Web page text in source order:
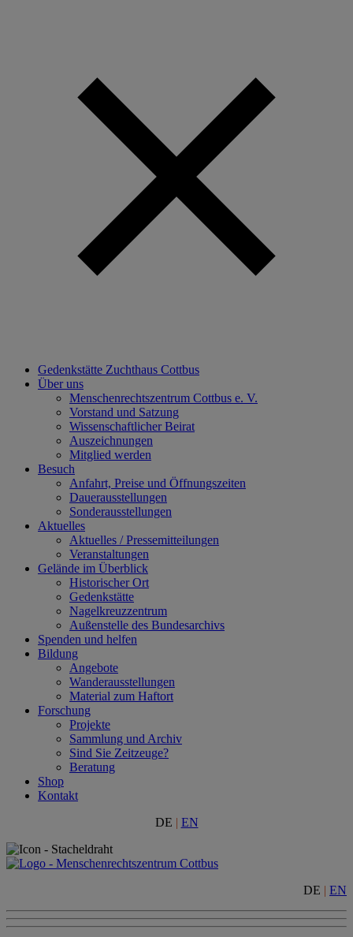
Gedenkstätte Zuchthaus Cottbus
Über uns
Menschenrechtszentrum Cottbus e. V.
Vorstand und Satzung
Wissenschaftlicher Beirat
Auszeichnungen
Mitglied werden
Besuch
Anfahrt, Preise und Öffnungszeiten
Dauerausstellungen
Sonderausstellungen
Aktuelles
Aktuelles / Pressemitteilungen
Veranstaltungen
Gelände im Überblick
Historischer Ort
Gedenkstätte
Nagelkreuzzentrum
Außenstelle des Bundesarchivs
Spenden und helfen
Bildung
Angebote
Wanderausstellungen
Material zum Haftort
Forschung
Projekte
Sammlung und Archiv
Sind Sie Zeitzeuge?
Beratung
Shop
Kontakt
DE | EN
DE | EN